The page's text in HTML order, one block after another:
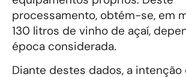
processamento, obtém-se, em
130 litros de vinho de açaí,
época considerada.
Diante destes dados, a intenção